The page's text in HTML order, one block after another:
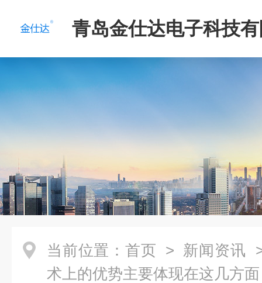
青岛金仕达电子科技
当前位置： 首页 > 新闻资讯
术上的优势主要体现在这几方面